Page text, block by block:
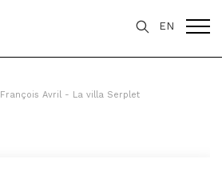
EN
François Avril - La villa Serplet